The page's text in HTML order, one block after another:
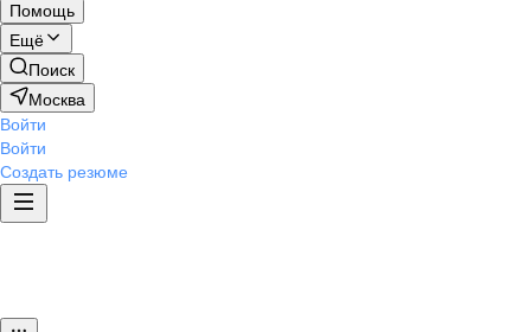
Помощь
Ещё
Поиск
Москва
Войти
Войти
Создать резюме